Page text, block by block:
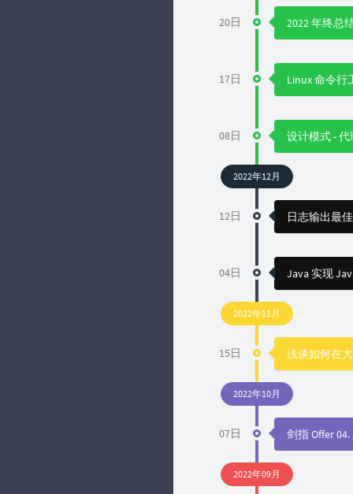
20日 2022 年终总
17日 Linux 命令行
08日 设计模式 -
2022年12月
12日 日志输出最
04日 Java 实现
2022年11月
15日 浅谈如何在
2022年10月
07日 剑指 Offer
2022年09月